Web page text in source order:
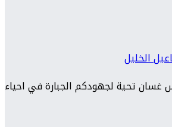
الخليل
غسان تحية لجهودكم الجبارة في احياء